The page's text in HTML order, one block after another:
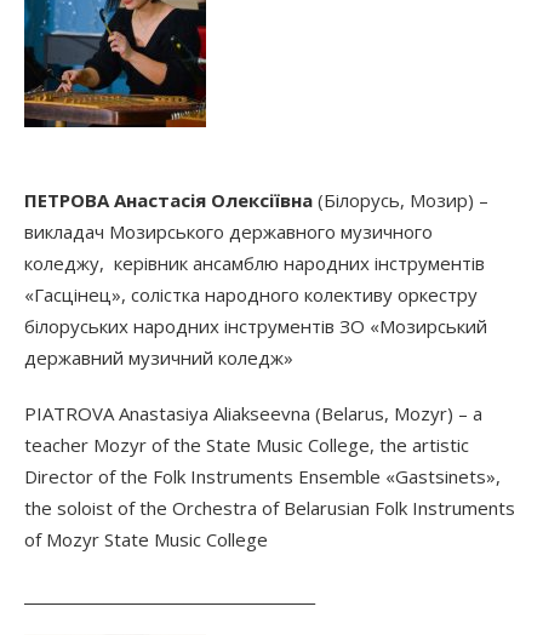
ПЕТРОВА Анастасія Олексіївна (Білорусь, Мозир) –
викладач Мозирського державного музичного
коледжу, керівник ансамблю народних інструментів
«Гасцінец», солістка народного колективу оркестру
білоруських народних інструментів ЗО «Мозирський
державний музичний коледж»
PIATROVA Anastasiya Aliakseevna (Belarus, Mozyr) – a
teacher Mozyr of the State Music College, the artistic
Director of the Folk Instruments Ensemble «Gastsinets»,
the soloist of the Orchestra of Belarusian Folk Instruments
of Mozyr State Music College